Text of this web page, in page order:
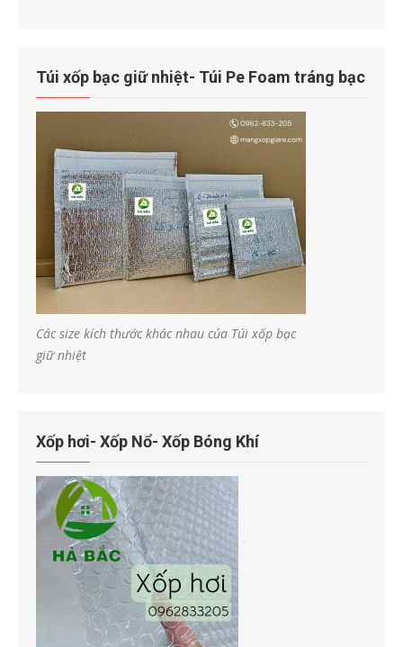
Túi xốp bạc giữ nhiệt- Túi Pe Foam tráng bạc
Các size kích thước khác nhau của Túi xốp bạc
giữ nhiệt
Xốp hơi- Xốp Nổ- Xốp Bóng Khí